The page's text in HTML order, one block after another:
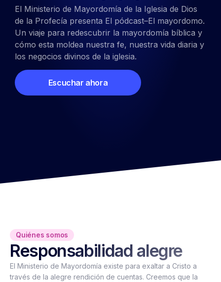
El Ministerio de Mayordomía de la Iglesia de Dios
de la Profecía presenta El pódcast–El mayordomo.
Un viaje para redescubrir la mayordomía bíblica y
cómo esta moldea nuestra fe, nuestra vida diaria y
los negocios divinos de la iglesia.
Escuchar ahora
Quiénes somos
Responsabilidad alegre
El Ministerio de Mayordomía existe para exaltar a Cristo a
través de la alegre rendición de cuentas. Creemos que la